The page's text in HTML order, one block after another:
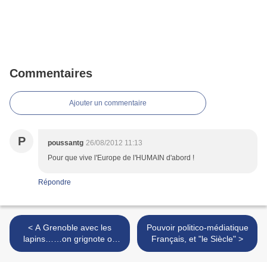
Commentaires
Ajouter un commentaire
P poussantg 26/08/2012 11:13
Pour que vive l'Europe de l'HUMAIN d'abord !
Répondre
< A Grenoble avec les
lapins……on grignote on
grignote…..
Pouvoir politico-médiatique
Français, et "le Siècle" >